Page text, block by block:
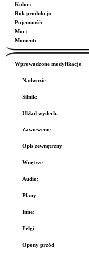
Kolor:
Rok produkcji:
Pojemność:
Moc:
Moment:
Wprowadzone modyfikacje
Nadwozie:
Silnik:
Układ wydech.:
Zawieszenie:
Opis zewnętrzny:
Wnętrze:
Audio:
Plany:
Inne:
Felgi:
Opony przód: